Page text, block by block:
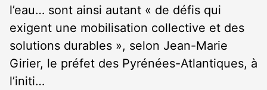
l’eau… sont ainsi autant « de défis qui
exigent une mobilisation collective et des
solutions durables », selon Jean-Marie
Girier, le préfet des Pyrénées-Atlantiques, à
l’initi…